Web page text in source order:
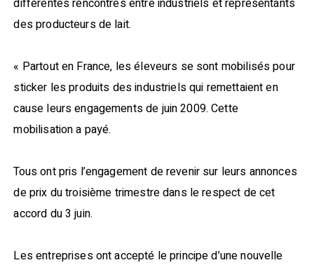
différentes rencontres entre industriels et représentants
des producteurs de lait.
« Partout en France, les éleveurs se sont mobilisés pour
sticker les produits des industriels qui remettaient en
cause leurs engagements de juin 2009. Cette
mobilisation a payé.
Tous ont pris l’engagement de revenir sur leurs annonces
de prix du troisième trimestre dans le respect de cet
accord du 3 juin.
Les entreprises ont accepté le principe d’une nouvelle